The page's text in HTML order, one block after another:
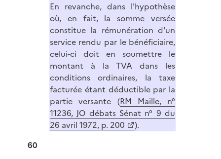
En revanche, dans l'hypothèse
où, en fait, la somme versée
constitue la rémunération d'un
service rendu par le bénéficiaire,
celui-ci doit en soumettre le
montant à la TVA dans les
conditions ordinaires, la taxe
facturée étant déductible par la
partie versante (RM Maille, n°
11236, JO débats Sénat n° 9 du
26 avril 1972, p. 200
).
60